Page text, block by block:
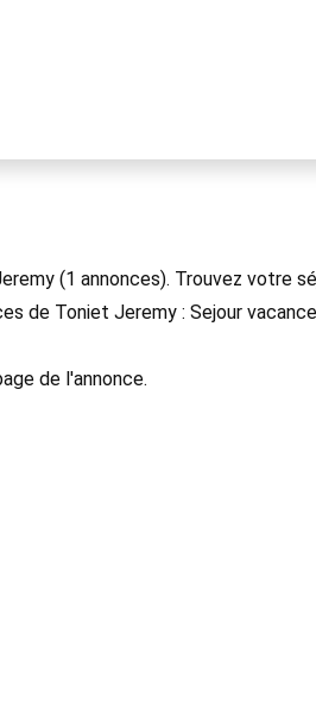
(1 annonces). Trouvez votre
de Toniet Jeremy : Sejour
de l'annonce.